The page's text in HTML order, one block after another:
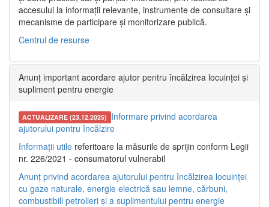
accesului la informații relevante, instrumente de consultare și
mecanisme de participare și monitorizare publică.
Centrul de resurse
Anunț important acordare ajutor pentru încălzirea locuinței și
supliment pentru energie
ACTUALIZARE (23.12.2025) Informare privind acordarea
ajutorului pentru încălzire
Informații utile referitoare la măsurile de sprijin conform Legii
nr. 226/2021 - consumatorul vulnerabil
Anunț privind acordarea ajutorului pentru încălzirea locuinței
cu gaze naturale, energie electrică sau lemne, cărbuni,
combustibili petrolieri și a suplimentului pentru energie